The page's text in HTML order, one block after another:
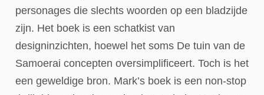
personages die slechts woorden op een bladzijde
zijn. Het boek is een schatkist van
designinzichten, hoewel het soms De tuin van de
Samoerai concepten oversimplificeert. Toch is het
een geweldige bron. Mark’s boek is een non-stop